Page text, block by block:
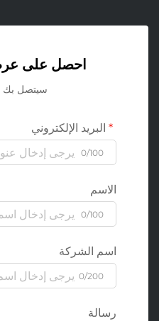
احصل على
سيتصل بك
البريد الإلكتروني
0/100
الاسم
0/100
اسم الشركة
0/200
رسالة